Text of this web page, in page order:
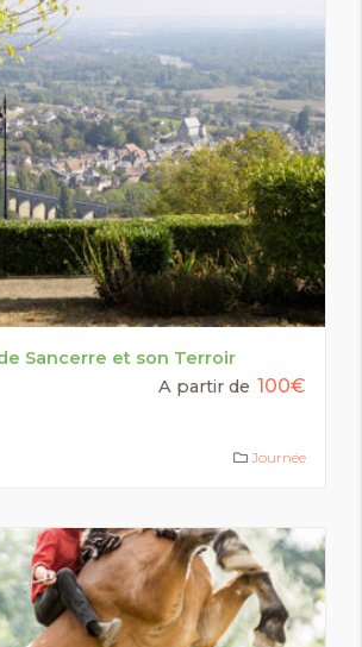
Sancerre et son Terroir
A partir de 100€
Journée